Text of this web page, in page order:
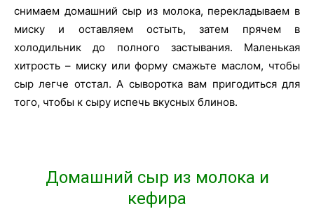
снимаем домашний сыр из молока, перекладываем в
миску и оставляем остыть, затем прячем в
холодильник до полного застывания. Маленькая
хитрость – миску или форму смажьте маслом, чтобы
сыр легче отстал. А сыворотка вам пригодиться для
того, чтобы к сыру испечь вкусных блинов.
Домашний сыр из молока и
кефира